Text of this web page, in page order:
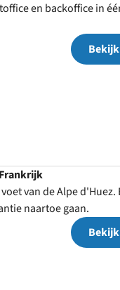
en backoffice in
van de Alpe d'Huez.
naartoe gaan.